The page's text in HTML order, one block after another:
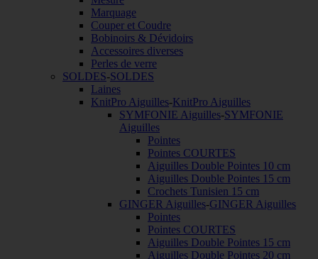
Marquage
Couper et Coudre
Bobinoirs & Dévidoirs
Accessoires diverses
Perles de verre
SOLDES-SOLDES
Laines
KnitPro Aiguilles-KnitPro Aiguilles
SYMFONIE Aiguilles-SYMFONIE
Aiguilles
Pointes
Pointes COURTES
Aiguilles Double Pointes 10 cm
Aiguilles Double Pointes 15 cm
Crochets Tunisien 15 cm
GINGER Aiguilles-GINGER Aiguilles
Pointes
Pointes COURTES
Aiguilles Double Pointes 15 cm
Aiguilles Double Pointes 20 cm